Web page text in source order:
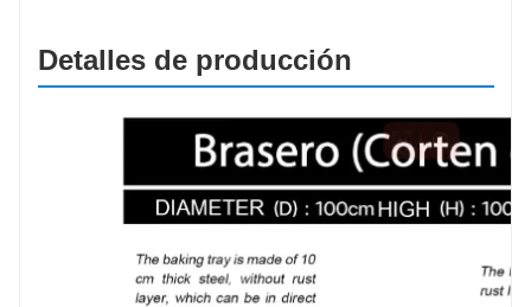
Detalles de producción